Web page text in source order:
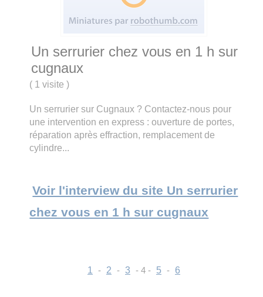
Un serrurier chez vous en 1 h sur
cugnaux
( 1 visite)
Un serrurier sur Cugnaux ? Contactez-nous pour
une intervention en express : ouverture de portes,
réparation après effraction, remplacement de
cylindre...
Voir l'interview du site Un serrurier
chez vous en 1 h sur cugnaux
1 - 2 - 3 - 4 - 5 - 6